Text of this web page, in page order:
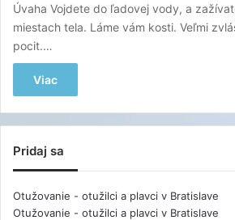
Úvaha Vojdete do ľadovej vody, a
miestach tela. Láme vám kosti. Veľmi
pocit.…
Viac
Pridaj sa
Otužovanie - otužilci a plavci v Bratislave
Otužovanie - otužilci a plavci v Bratislave